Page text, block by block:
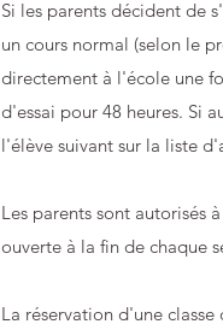
Si les parents décident de
un cours normal (selon le
directement à l'école une
d'essai pour 48 heures. Si
l'élève suivant sur la liste
Les parents sont autorisés
ouverte à la fin de chaque
La réservation d'une